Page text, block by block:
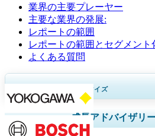
業界の主要プレーヤー
主要な業界の発展:
レポートの範囲
レポートの範囲とセグメント
よくある質問
の無料カスタマイズ
地域と国のカバレッジを拡大、 セグメン
競合ベンチマーキング、 およびエ
成長アドバイザリ